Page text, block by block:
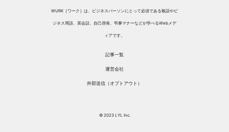
WURK［ワーク］は、ビジネスパーソンにとって必須である敬語やビ
ジネス用語、英会話、自己啓発、弔事マナーなどが学べるWebメデ
ィアです。
記事一覧
運営会社
外部送信（オプトアウト）
© 2023 LYL Inc.